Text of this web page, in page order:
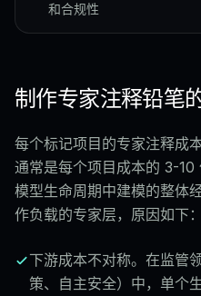
和合规性
制作专家注释铅笔
每个标记项目的专家注释成
通常是每个项目成本的 3-
模型生命周期中建模的整体
作负载的专家层，原因如下：
下游成本不对称。在监管
策、自主安全）中，单个